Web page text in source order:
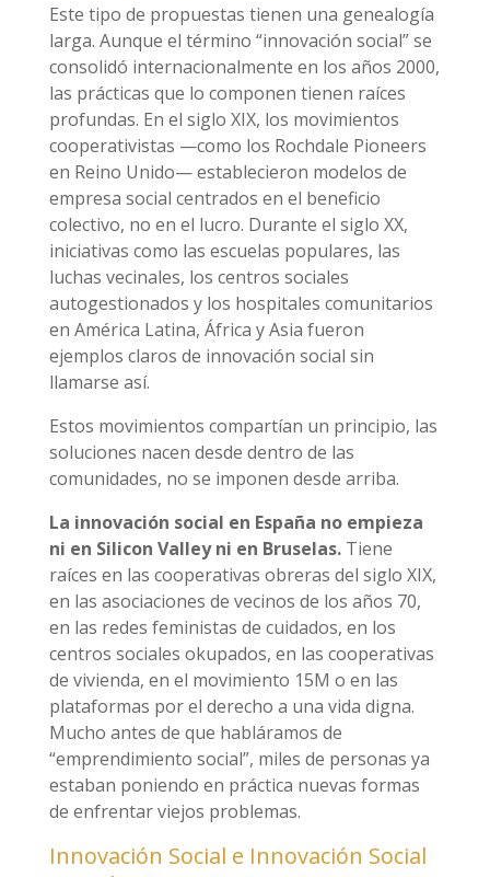
Este tipo de propuestas tienen una genealogía
larga. Aunque el término “innovación social” se
consolidó internacionalmente en los años 2000,
las prácticas que lo componen tienen raíces
profundas. En el siglo XIX, los movimientos
cooperativistas —como los Rochdale Pioneers
en Reino Unido— establecieron modelos de
empresa social centrados en el beneficio
colectivo, no en el lucro. Durante el siglo XX,
iniciativas como las escuelas populares, las
luchas vecinales, los centros sociales
autogestionados y los hospitales comunitarios
en América Latina, África y Asia fueron
ejemplos claros de innovación social sin
llamarse así.
Estos movimientos compartían un principio, las
soluciones nacen desde dentro de las
comunidades, no se imponen desde arriba.
La innovación social en España no empieza
ni en Silicon Valley ni en Bruselas.Tiene
raíces en las cooperativas obreras del siglo XIX,
en las asociaciones de vecinos de los años 70,
en las redes feministas de cuidados, en los
centros sociales okupados, en las cooperativas
de vivienda, en el movimiento 15M o en las
plataformas por el derecho a una vida digna.
Mucho antes de que habláramos de
“emprendimiento social”, miles de personas ya
estaban poniendo en práctica nuevas formas
de enfrentar viejos problemas.
Innovación Social e Innovación Social